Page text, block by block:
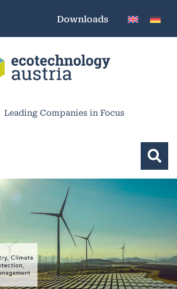
Downloads
Leading Companies in Focus